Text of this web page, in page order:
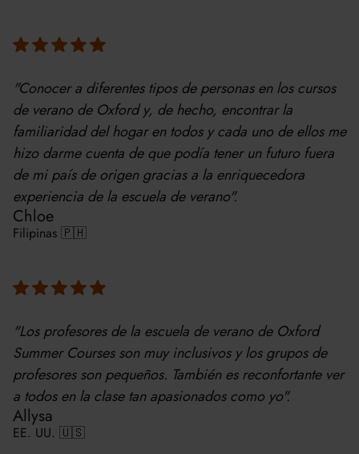
"Conocer a diferentes tipos de personas en los cursos
de verano de Oxford y, de hecho, encontrar la
familiaridad del hogar en todos y cada uno de ellos me
hizo darme cuenta de que podía tener un futuro fuera
de mi país de origen gracias a la enriquecedora
experiencia de la escuela de verano".
Chloe
Filipinas 🇵🇭
"Los profesores de la escuela de verano de Oxford
Summer Courses son muy inclusivos y los grupos de
profesores son pequeños. También es reconfortante ver
a todos en la clase tan apasionados como yo".
Allysa
EE. UU. 🇺🇸